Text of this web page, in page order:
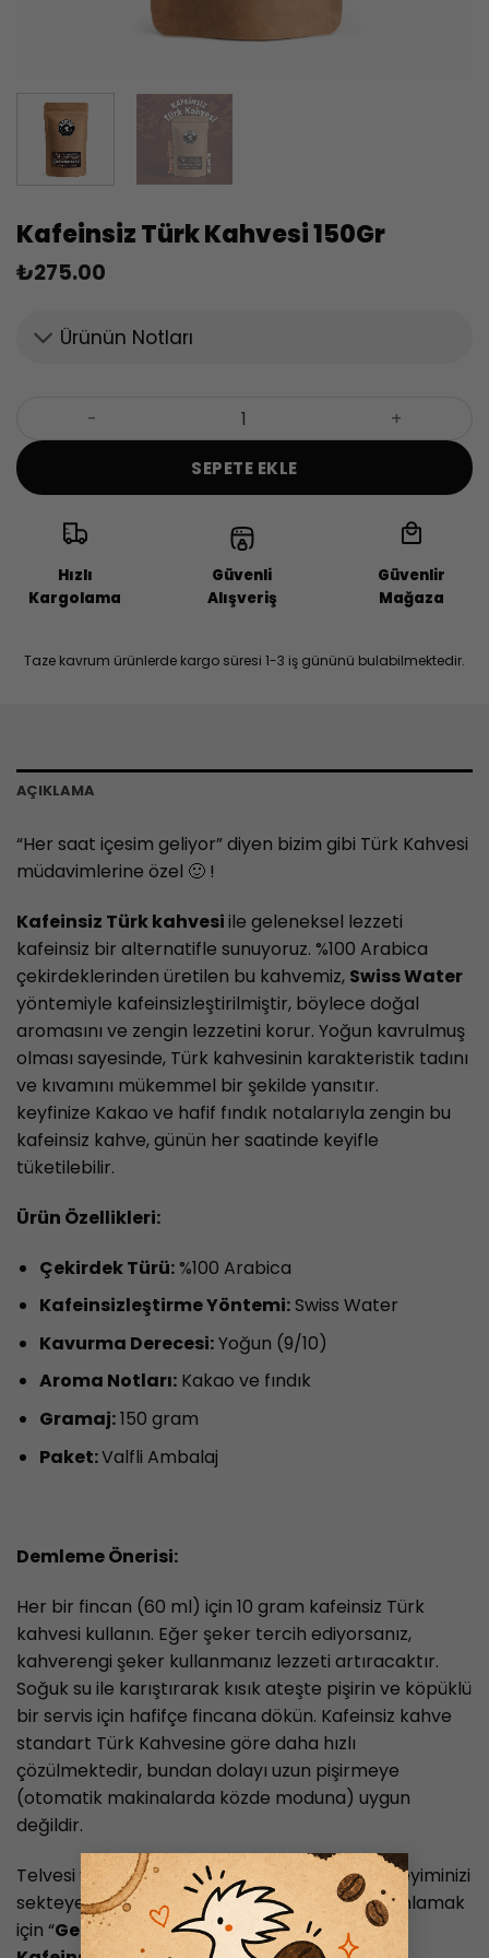
×
Kafeinsiz Türk Kahvesi 150Gr
₺275.00
Ürünün Notları
Kafeinsiz Türk Kahvesi 150Gr adet
SEPETE EKLE
Hızlı
Kargolama
Güvenli
Alışveriş
Güvenlir
Mağaza
Taze kavrum ürünlerde kargo süresi 1-3 iş gününü bulabilmektedir.
AÇIKLAMA
“Her saat içesim geliyor” diyen bizim gibi Türk Kahvesi
müdavimlerine özel 🙂 !
Kafeinsiz Türk kahvesiile geleneksel lezzeti
kafeinsiz bir alternatifle sunuyoruz. %100 Arabica
çekirdeklerinden üretilen bu kahvemiz, Swiss Water
yöntemiyle kafeinsizleştirilmiştir, böylece doğal
aromasını ve zengin lezzetini korur. Yoğun kavrulmuş
olması sayesinde, Türk kahvesinin karakteristik tadını
ve kıvamını mükemmel bir şekilde yansıtır.
keyfinize Kakao ve hafif fındık notalarıyla zengin bu
kafeinsiz kahve, günün her saatinde keyifle
tüketilebilir.
Ürün Özellikleri:
Çekirdek Türü:%100 Arabica
Kafeinsizleştirme Yöntemi:Swiss Water
Kavurma Derecesi:Yoğun (9/10)
Aroma Notları: Kakao ve fındık
Gramaj:150 gram
Paket:Valfli Ambalaj
Demleme Önerisi:
Her bir fincan (60 ml) için 10 gram kafeinsiz Türk
kahvesi kullanın. Eğer şeker tercih ediyorsanız,
kahverengi şeker kullanmanız lezzeti artıracaktır.
Soğuk su ile karıştırarak kısık ateşte pişirin ve köpüklü
bir servis için hafifçe fincana dökün. Kafeinsiz kahve
standart Türk Kahvesine göre daha hızlı
çözülmektedir, bundan dolayı uzun pişirmeye
(otomatik makinalarda közde moduna) uygun
değildir.
Telvesi ve yoğun köpüğü ile Türk Kahvesi deneyiminizi
sekteye uğratmayacak bu kahvenin farkını anlamak
için “Gerçek Türk Kahvesi Keyfi İçin Doğru